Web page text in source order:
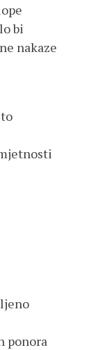
bi
nakaze
ponora